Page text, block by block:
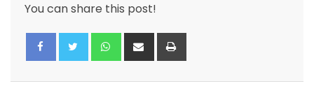
You can share this post!
Whatsapp
Share
via